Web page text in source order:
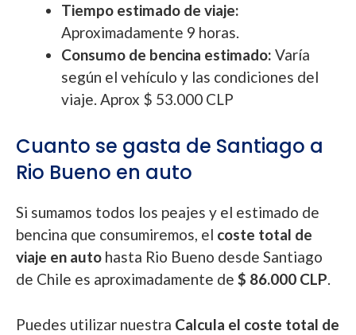
Tiempo estimado de viaje:
Aproximadamente 9 horas.
Consumo de bencina estimado: Varía
según el vehículo y las condiciones del
viaje. Aprox $ 53.000 CLP
Cuanto se gasta de Santiago a
Rio Bueno en auto
Si sumamos todos los peajes y el estimado de
bencina que consumiremos, el coste total de
viaje en auto hasta Rio Bueno desde Santiago
de Chile es aproximadamente de $ 86.000 CLP.
Puedes utilizar nuestra Calcula el coste total de